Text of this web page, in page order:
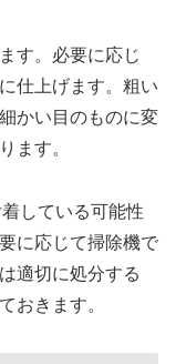
す。必要に応じ
仕上げます。粗い
かい目のものに変
ます。
している可能性
に応じて掃除機で
適切に処分する
おきます。